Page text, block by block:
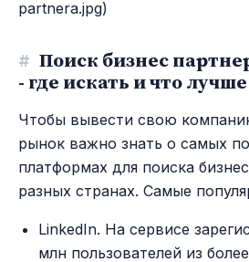
partnera.jpg)
# Поиск бизнес
- где искать и что лучше
Чтобы вывести свою
рынок важно знать о самых
платформах для поиска
разных странах. Самые
LinkedIn. На сервисе
млн пользователей из